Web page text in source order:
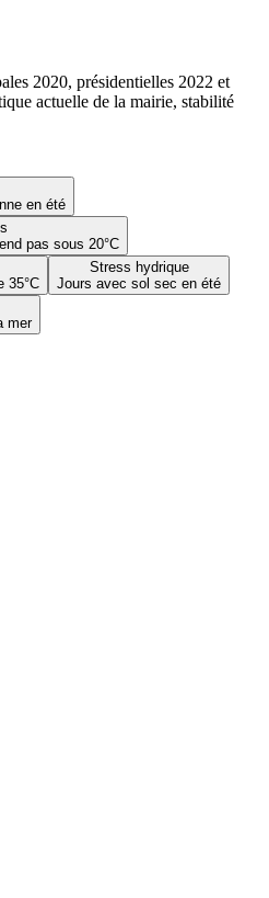
en été
pas sous 20°C
35°C
Stress hydrique
Jours avec sol sec en été
mer
2020, présidentielles 2022 et
actuelle de la mairie, stabilité